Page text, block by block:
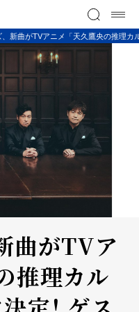
、新曲がTVアニメ「天久鷹央の推理
曲がTVア
推理カル